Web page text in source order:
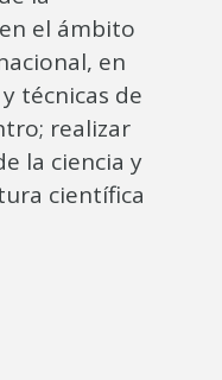
el ámbito
en
técnicas de
realizar
la ciencia y
científica